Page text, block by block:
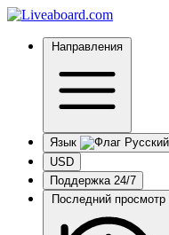
Направления
Язык
USD
Поддержка 24/7
Последний просмотр